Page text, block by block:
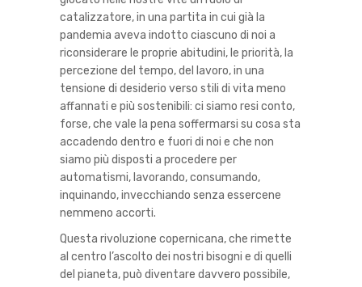
catalizzatore, in una partita in cui già la
pandemia aveva indotto ciascuno di noi a
riconsiderare le proprie abitudini, le priorità, la
percezione del tempo, del lavoro, in una
tensione di desiderio verso stili di vita meno
affannati e più sostenibili: ci siamo resi conto,
forse, che vale la pena soffermarsi su cosa sta
accadendo dentro e fuori di noi e che non
siamo più disposti a procedere per
automatismi, lavorando, consumando,
inquinando, invecchiando senza essercene
nemmeno accorti.
Questa rivoluzione copernicana, che rimette
al centro l’ascolto dei nostri bisogni e di quelli
del pianeta, può diventare davvero possibile,